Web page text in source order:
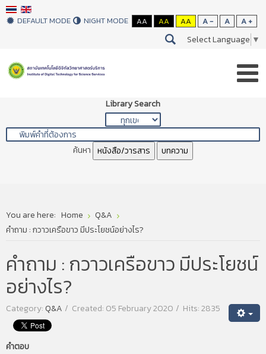
DEFAULT MODE NIGHT MODE AA AA AA A - A A +
Select Language ▼
Library Search
ค้นหา หนังสือ/วารสาร บทความ
You are here: Home
Q&A
คำถาม : กวาวเครือขาว มีประโยชน์อย่างไร?
คำถาม : กวาวเครือขาว มีประโยชน์
อย่างไร?
Category:Q&A Created: 05 February 2020 Hits: 2835
คำตอบ